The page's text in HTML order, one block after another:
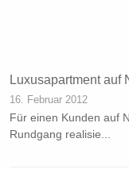
Luxusapartment auf
16. Februar 2012
Für einen Kunden auf
Rundgang realisie...